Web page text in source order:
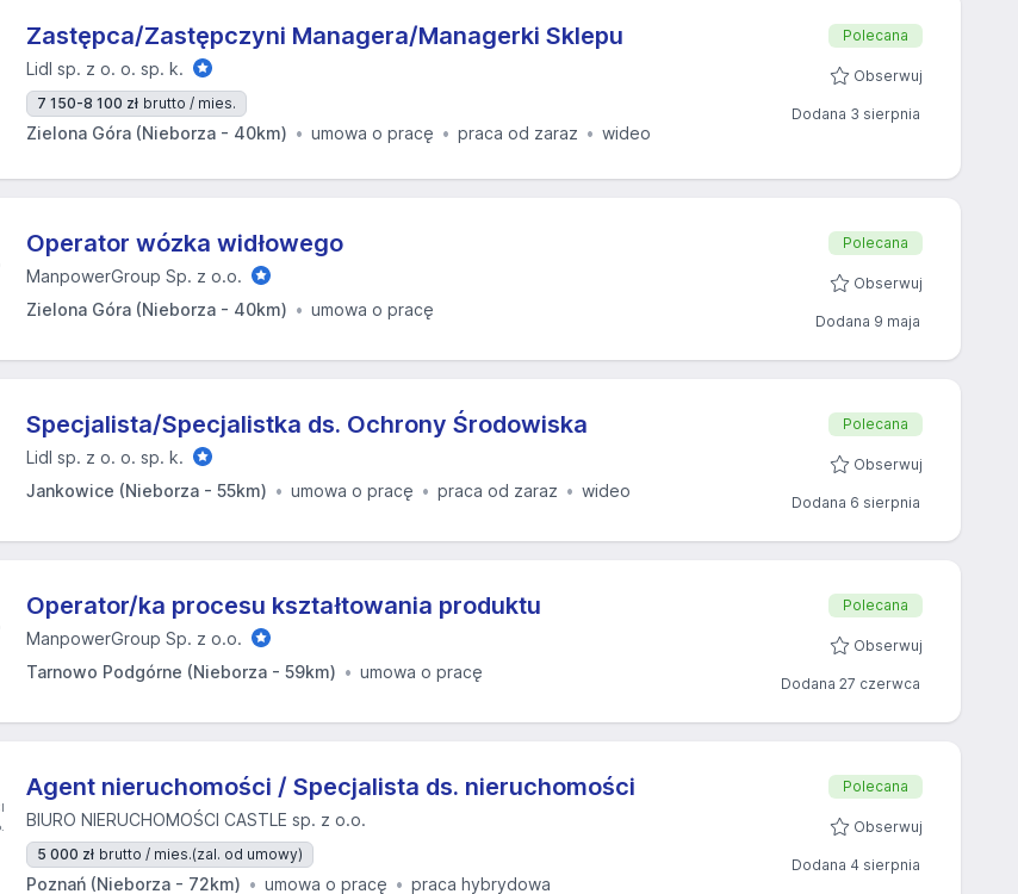
Zastępca/Zastępczyni Managera/Managerki Sklepu
Lidl sp. z o. o. sp. k.
7 150-8 100 zł brutto / mies.
Zielona Góra (Nieborza - 40km) umowa o pracę praca od zaraz wideo
Polecana
Obserwuj
Dodana 3 sierpnia
Operator wózka widłowego
ManpowerGroup Sp. z o.o.
Zielona Góra (Nieborza - 40km)
umowa o pracę
Polecana
Obserwuj
Dodana 9 maja
Specjalista/Specjalistka ds. Ochrony Środowiska
Lidl sp. z o. o. sp. k.
Jankowice (Nieborza - 55km)
umowa o pracę praca od zaraz wideo
Polecana
Obserwuj
Dodana 6 sierpnia
Operator/ka procesu kształtowania produktu
ManpowerGroup Sp. z o.o.
Tarnowo Podgórne (Nieborza - 59km)
umowa o pracę
Polecana
Obserwuj
Dodana 27 czerwca
Agent nieruchomości / Specjalista ds. nieruchomości
BIURO NIERUCHOMOŚCI CASTLE sp. z o.o.
5 000 zł brutto / mies.(zal. od umowy)
Poznań (Nieborza - 72km) umowa o pracę praca hybrydowa
Polecana
Obserwuj
Dodana 4 sierpnia